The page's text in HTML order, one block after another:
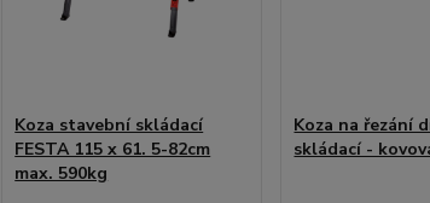
Koza stavební skládací
FESTA 115 x 61. 5-82cm
max. 590kg
Koza na řezání
skládací -